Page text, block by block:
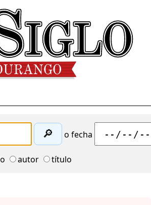
🔎 o fecha
autor título